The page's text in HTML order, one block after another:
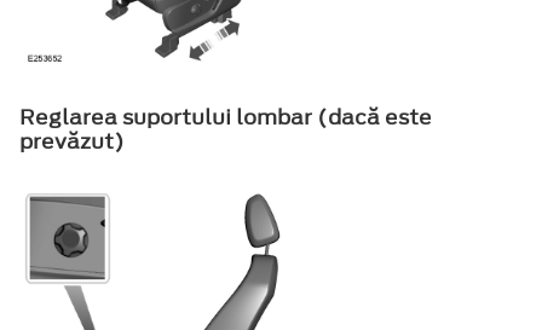
Reglarea suportului lombar (dacă este
prevăzut)